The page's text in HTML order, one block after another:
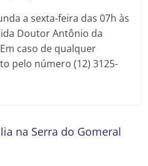
a sexta-feira das 07h às
Doutor Antônio da
caso de qualquer
pelo número (12) 3125-
na Serra do Gomeral